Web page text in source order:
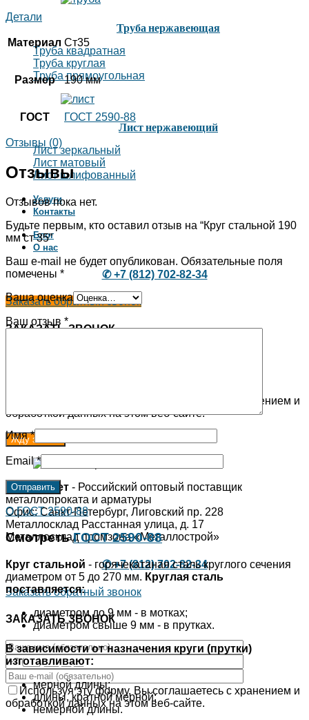
Труба нержавеющая
Труба квадратная
Труба круглая
Труба прямоугольная
Лист нержавеющий
Лист зеркальный
Лист матовый
Лист шлифованный
Услуги
Контакты
Блог
О нас
✆ +7 (812) 702-82-34
Заказать обратный звонок
ЗАКАЗАТЬ ЗВОНОК
Используя эту форму, Вы соглашаетесь с хранением и
обработкой данных на этом веб-сайте.
РосСибМет - Российский оптовый поставщик
металлопроката и арматуры
Офис: Санкт-Петербург, Лиговский пр. 228
Металлосклад Расстанная улица, д. 17
Металлосклад промзона «Металлострой»
✆ +7 (812) 702-82-34
Заказать обратный звонок
ЗАКАЗАТЬ ЗВОНОК
Используя эту форму, Вы соглашаетесь с хранением и
обработкой данных на этом веб-сайте.
Детали
Материал Ст35
Размер 190 мм
ГОСТ ГОСТ 2590-88
Отзывы (0)
Отзывы
Отзывов пока нет.
Будьте первым, кто оставил отзыв на “Круг стальной 190
мм ст 35”
Ваш e-mail не будет опубликован. Обязательные поля
помечены *
Ваша оценка
Ваш отзыв *
Имя*
Email*
О ГОСТ 2590-88
СмотретьГОСТ 2590-88
Круг стальной - горячекатаная сталь круглого сечения
диаметром от 5 до 270 мм. Круглая сталь
поставляется:
диаметром до 9 мм - в мотках;
диаметром свыше 9 мм - в прутках.
В зависимости от назначения круги (прутки)
изготавливают:
мерной длины;
длины, кратной мерной;
немерной длины.